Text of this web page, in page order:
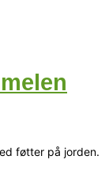
føtter på jorden.